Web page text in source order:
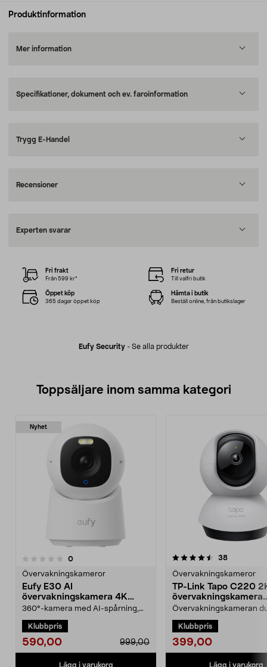
Produktinformation
Mer information
Specifikationer, dokument och ev. faroinformation
Trygg E-Handel
Recensioner
Experten svarar
Eufy Security- Se alla produkter
Fri frakt
Från 599 kr*
Fri retur
Till valfri butik
Öppet köp
365 dagar öppet köp
Hämta i butik
Beställ online, från butikslager
Toppsäljare inom samma kategori
Nyhet
0recensioner
Övervakningskameror
Eufy E30 AI
övervakningskamera 4K
inomhus
360°-kamera med AI-spårning,
mobilen. Eufy E3...
Klubbpris
590,00 999,00
Lägg i varukorg
4.5 av 5 stjärnor 38recensioner
Övervakningskameror
TP-Link Tapo C220
övervakningskamera
inomhus
Övervakningskameran
med smart AI. TP-Link T...
Klubbpris
399,00
Lägg i varukorg
0.0 av 5 stjärnor